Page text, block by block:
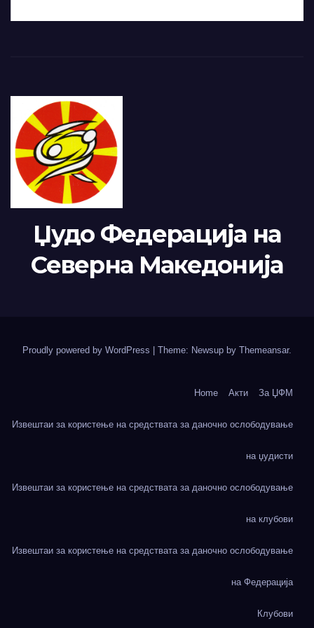
Џудо Федерација на
Северна Македонија
Proudly powered by WordPress Theme: Newsup by Themeansar.
Home Акти За ЏФМ
Извештаи за користење на средствата за даночно ослободување
на џудисти
Извештаи за користење на средствата за даночно ослободување
на клубови
Извештаи за користење на средствата за даночно ослободување
на Федерација
Клубови